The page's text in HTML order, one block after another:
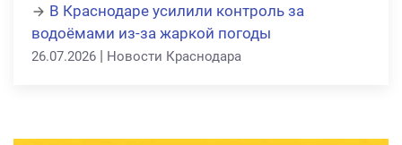
В Краснодаре усилили контроль за
водоёмами из-за жаркой погоды
26.07.2026 | Новости Краснодара